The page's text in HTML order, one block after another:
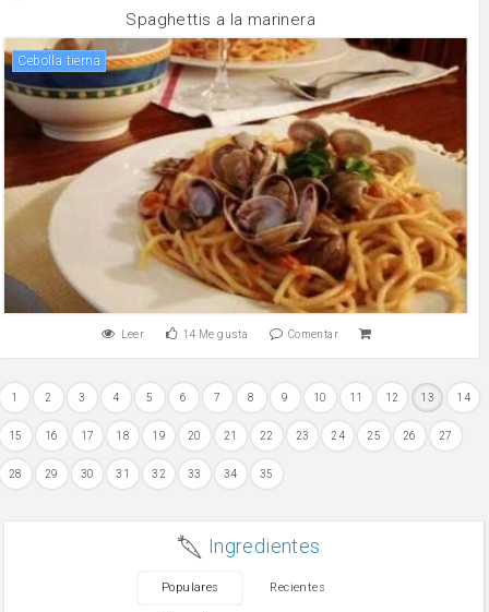
Spaghettis a la marinera
cebolla tierna
Leer 14 Me gusta Comentar
1 2 3 4 5 6 7 8 9 10 11 12 13 14
15 16 17 18 19 20 21 22 23 24 25 26 27
28 29 30 31 32 33 34 35
Ingredientes
Populares Recientes